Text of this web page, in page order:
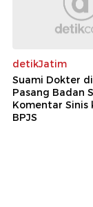
detikJatim
Suami Dokter
Pasang Badan
Komentar Sinis
BPJS